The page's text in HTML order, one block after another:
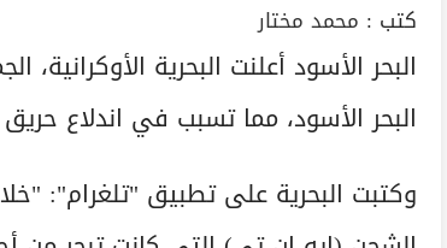
كتب : محمد مختار
البحر الأسود أعلنت البحرية
البحر الأسود، مما تسبب في اندلاع
وكتبت البحرية على تطبيق "تلغرام":